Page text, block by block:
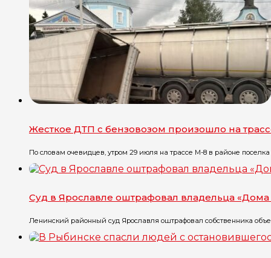
Жесткое ДТП с бензовозом произошло на
По словам очевидцев, утром 29 июля на трассе М-8 в районе поселка
Суд в Ярославле оштрафовал владельца «Дома
Ленинский районный суд Ярославля оштрафовал собственника